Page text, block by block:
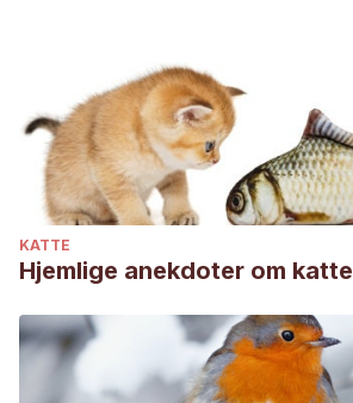
KATTE
Hjemlige anekdoter om katte